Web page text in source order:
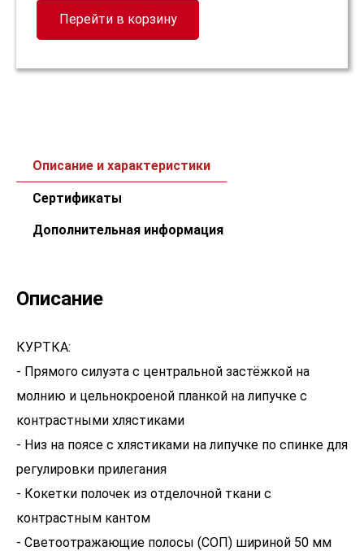
Перейти в корзину
Описание и характеристики
Сертификаты
Дополнительная информация
Описание
КУРТКА:
- Прямого силуэта с центральной застёжкой на
молнию и цельнокроеной планкой на липучке с
контрастными хлястиками
- Низ на поясе с хлястиками на липучке по спинке для
регулировки прилегания
- Кокетки полочек из отделочной ткани с
контрастным кантом
- Светоотражающие полосы (СОП) шириной 50 мм